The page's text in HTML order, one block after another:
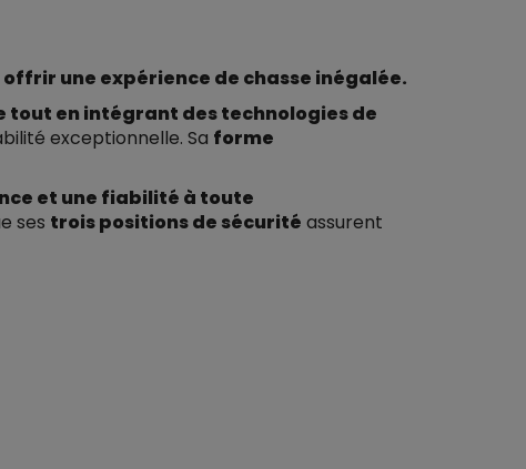
une expérience de chasse inégalée.
tout en intégrant des technologies de
exceptionnelle. Sa forme
et une fiabilité à toute
ses trois positions de sécurité assurent